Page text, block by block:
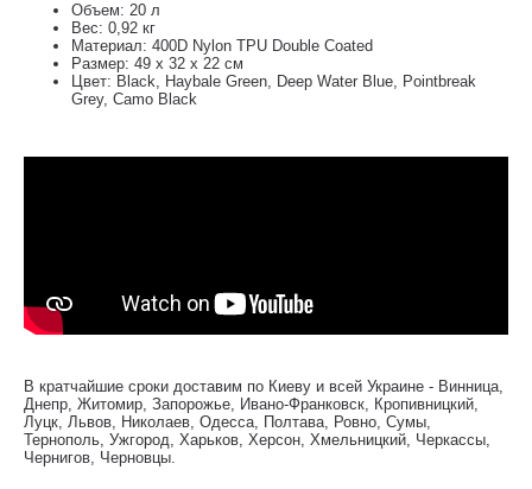
Объем: 20 л
Вес: 0,92 кг
Материал: 400D Nylon TPU Double Coated
Размер: 49 х 32 х 22 см
Цвет: Black, Haybale Green, Deep Water Blue, Pointbreak
Grey, Camo Black
В кратчайшие сроки доставим по Киеву и всей Украине - Винница,
Днепр, Житомир, Запорожье, Ивано-Франковск, Кропивницкий,
Луцк, Львов, Николаев, Одесса, Полтава, Ровно, Сумы,
Тернополь, Ужгород, Харьков, Херсон, Хмельницкий, Черкассы,
Чернигов, Черновцы.